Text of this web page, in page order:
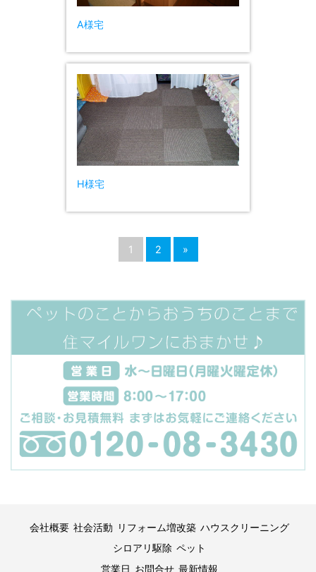
A様宅
H様宅
1 2 »
会社概要 社会活動 リフォーム増改築 ハウスクリーニング
シロアリ駆除 ペット
営業日 お問合せ 最新情報